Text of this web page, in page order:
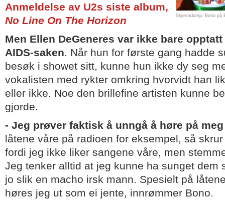
Skjermdump: Bono på
Anmeldelse av U2s siste album,
No Line On The Horizon
Men Ellen DeGeneres var ikke bare
AIDS-saken. Når hun for første gang hadde
besøk i showet sitt, kunne hun ikke dy seg
vokalisten med rykter omkring hvorvidt han
eller ikke. Noe den brillefine artisten kunne
gjorde.
- Jeg prøver faktisk å unngå å høre på
låtene våre på radioen for eksempel, så
fordi jeg ikke liker sangene våre, men
Jeg tenker alltid at jeg kunne ha sunget dem
jo slik en macho irsk mann. Spesielt på
høres jeg ut som ei jente, innrømmer Bono.